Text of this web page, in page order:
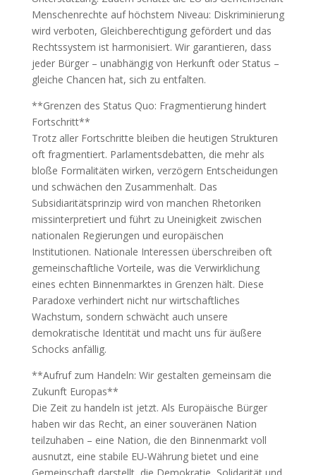
Menschenrechte auf höchstem Niveau: Diskriminierung
wird verboten, Gleichberechtigung gefördert und das
Rechtssystem ist harmonisiert. Wir garantieren, dass
jeder Bürger – unabhängig von Herkunft oder Status –
gleiche Chancen hat, sich zu entfalten.
**Grenzen des Status Quo: Fragmentierung hindert
Fortschritt**
Trotz aller Fortschritte bleiben die heutigen Strukturen
oft fragmentiert. Parlamentsdebatten, die mehr als
bloße Formalitäten wirken, verzögern Entscheidungen
und schwächen den Zusammenhalt. Das
Subsidiaritätsprinzip wird von manchen Rhetoriken
missinterpretiert und führt zu Uneinigkeit zwischen
nationalen Regierungen und europäischen
Institutionen. Nationale Interessen überschreiben oft
gemeinschaftliche Vorteile, was die Verwirklichung
eines echten Binnenmarktes in Grenzen hält. Diese
Paradoxe verhindert nicht nur wirtschaftliches
Wachstum, sondern schwächt auch unsere
demokratische Identität und macht uns für äußere
Schocks anfällig.
**Aufruf zum Handeln: Wir gestalten gemeinsam die
Zukunft Europas**
Die Zeit zu handeln ist jetzt. Als Europäische Bürger
haben wir das Recht, an einer souveränen Nation
teilzuhaben – eine Nation, die den Binnenmarkt voll
ausnutzt, eine stabile EU‑Währung bietet und eine